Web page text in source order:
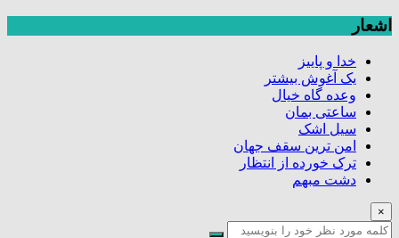
اشعار
خدا و پاییز
یک آغوش بیشتر
وعده گاه خیال
ساعتی بمان
سیل اشک
امن ترین سقف جهان
ترک خورده از انتظار
دشت مبهم
×